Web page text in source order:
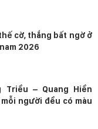
cờ, thắng bất ngờ ở
2026
Triều – Quang Hiền
người đều có màu